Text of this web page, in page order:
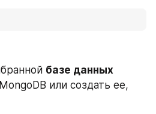
базе данных
или создать ее,